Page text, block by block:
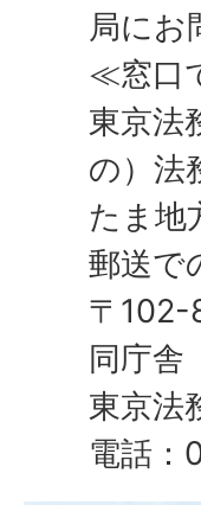
局にお
≪​​​​​窓口
東京法
の）法
たま地
郵送で
〒102-
同庁舎
東京法
電話